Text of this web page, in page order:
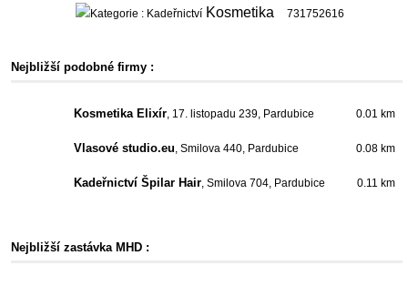
Kosmetika 731752616
Nejbližší podobné firmy :
Kosmetika Elixír, 17. listopadu 239, Pardubice 0.01 km
Vlasové studio.eu, Smilova 440, Pardubice 0.08 km
Kadeřnictví Špilar Hair, Smilova 704, Pardubice 0.11 km
Nejbližší zastávka MHD :